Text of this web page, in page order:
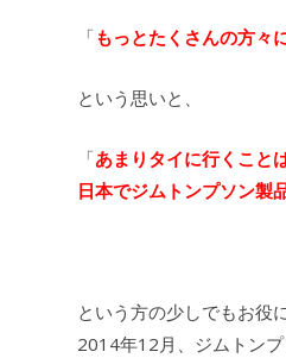
「もっとたくさんの方々
という思いと、
「あまりタイに行くこと
日本でジムトンプソン製
という方の少しでもお役
2014年12月、ジムトン